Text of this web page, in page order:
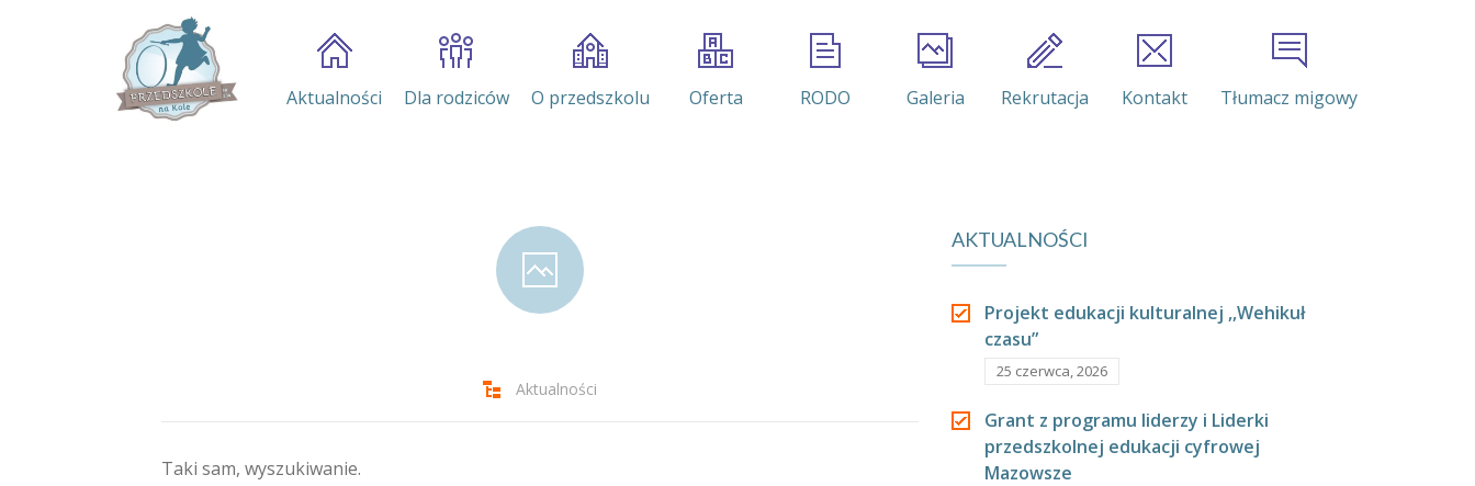
Aktualności Dla rodziców O przedszkolu Oferta RODO Galeria Rekrutacja Kontakt Tłumacz migowy
Aktualności
Taki sam, wyszukiwanie.
AKTUALNOŚCI
Projekt edukacji kulturalnej ,,Wehikuł
czasu”
25 czerwca, 2026
Grant z programu liderzy i Liderki
przedszkolnej edukacji cyfrowej
Mazowsze